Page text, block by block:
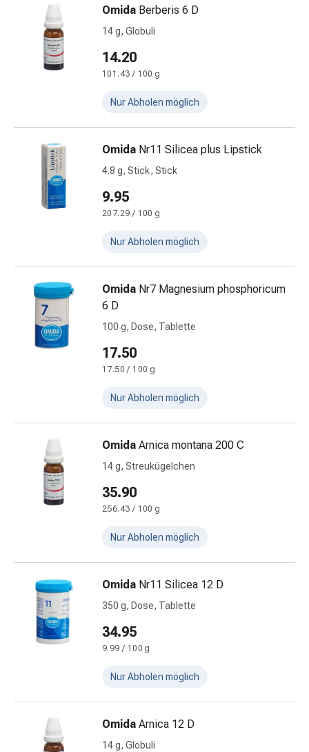
Infektion
Windpocken
Stoffwechsel
Osteoporose
Mücken-
Wurmmittel
Zeckenpinzette
Rezeptpflichtige
Rezeptpflichtige
Intimbeschwerden
Scheideninfektion
Menstruation
Wechseljahre
Vaginalgesundheit
Mineralstoffe
Mineralstoffe
Kombinationspräparat
Zahn-
und
Mundgesundheit
Kariesprophylaxe
(Xerostomie)
Munddesinfektionsmittel
Aphten
Mundentzündungen
Haar-
Medikamente
Kopfhautpflege
Körperpflege
Omida Berberis 6 D
14 g, Globuli
14.20
101.43 / 100 g
Nur Abholen möglich
Omida Nr11 Silicea plus Lipstick
4.8 g, Stick, Stick
9.95
207.29 / 100 g
Nur Abholen möglich
Omida Nr7 Magnesium phosphoricum
6 D
100 g, Dose, Tablette
17.50
17.50 / 100 g
Nur Abholen möglich
Omida Arnica montana 200 C
14 g, Streukügelchen
35.90
256.43 / 100 g
Nur Abholen möglich
Omida Nr11 Silicea 12 D
350 g, Dose, Tablette
34.95
9.99 / 100 g
Nur Abholen möglich
Omida Arnica 12 D
14 g, Globuli